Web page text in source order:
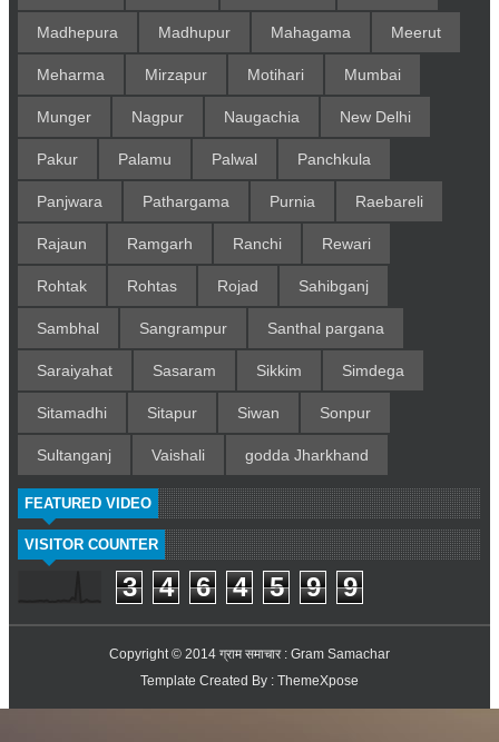
Madhepura Madhupur Mahagama Meerut
Meharma Mirzapur Motihari Mumbai
Munger Nagpur Naugachia New Delhi
Pakur Palamu Palwal Panchkula
Panjwara Pathargama Purnia Raebareli
Rajaun Ramgarh Ranchi Rewari
Rohtak Rohtas Rojad Sahibganj
Sambhal Sangrampur Santhal pargana
Saraiyahat Sasaram Sikkim Simdega
Sitamadhi Sitapur Siwan Sonpur
Sultanganj Vaishali godda Jharkhand
FEATURED VIDEO
VISITOR COUNTER
3 4 6 4 5 9 9
Copyright © 2014 ग्राम समाचार : Gram Samachar
Template Created By : ThemeXpose